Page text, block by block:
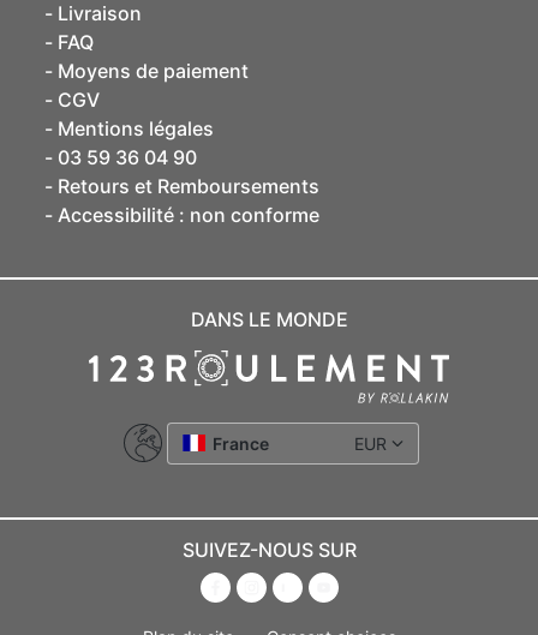
Livraison
FAQ
Moyens de paiement
CGV
Mentions légales
03 59 36 04 90
Retours et Remboursements
Accessibilité : non conforme
DANS LE MONDE
France EUR
SUIVEZ-NOUS SUR